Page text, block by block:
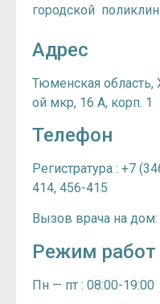
городской
Адрес
Тюменская
ой мкр, 16 А, корп. 1
Телефон
Регистратура : +7
414, 456-415
Вызов врача на
Режим работ
Пн — пт : 08:00-19:00